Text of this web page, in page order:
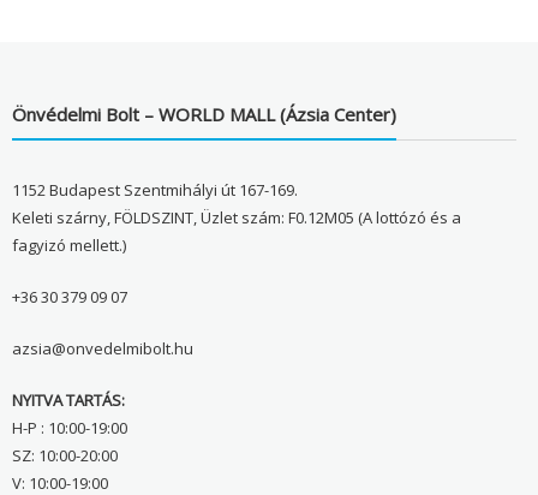
Önvédelmi Bolt – WORLD MALL (Ázsia Center)
1152 Budapest Szentmihályi út 167-169.
Keleti szárny, FÖLDSZINT, Üzlet szám: F0.12M05 (A lottózó és a
fagyizó mellett.)
+36 30 379 09 07
azsia@onvedelmibolt.hu
NYITVA TARTÁS:
H-P : 10:00-19:00
SZ: 10:00-20:00
V: 10:00-19:00